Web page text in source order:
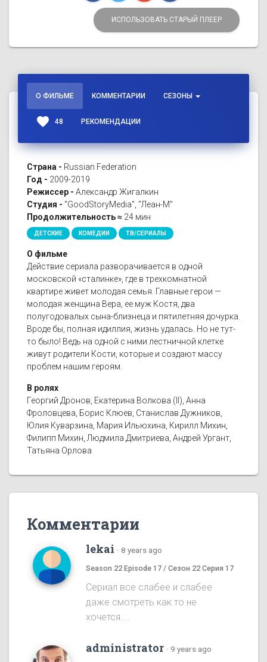
ИСПОЛЬЗОВАТЬ СТАРЫЙ ПЛЕЕР
О ФИЛЬМЕ КОММЕНТАРИИ СЕЗОНЫ
favorite 48 РЕКОМЕНДАЦИИ
Страна - Russian Federation
Год - 2009-2019
Режиссер - Александр Жигалкин
Студия - "GoodStoryMedia", "Леан-М"
Продолжительность ≈ 24 мин
ДЕТСКИЕ КОМЕДИИ ТВ/СЕРИАЛЫ
О фильме
Действие сериала разворачивается в одной
московской «сталинке», где в трехкомнатной
квартире живет молодая семья. Главные герои —
молодая женщина Вера, ее муж Костя, два
полугодовалых сына-близнеца и пятилетняя дочурка.
Вроде бы, полная идиллия, жизнь удалась. Но не тут-
то было! Ведь на одной с ними лестничной клетке
живут родители Кости, которые и создают массу
проблем нашим героям.
В ролях
Георгий Дронов, Екатерина Волкова (II), Анна
Фроловцева, Борис Клюев, Станислав Дужников,
Юлия Куварзина, Мария Ильюхина, Кирилл Михин,
Филипп Михин, Людмила Дмитриева, Андрей Ургант,
Татьяна Орлова
Комментарии
lekai · 8 years ago
Season 22 Episode 17 / Сезон 22 Серия 17
Сериал все слабее и слабее
даже смотреть как то не
хочется....
administrator · 9 years ago